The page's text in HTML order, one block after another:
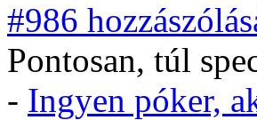
#986
Pontosan, túl
- Ingyen póker,